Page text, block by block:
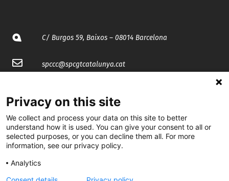
C/ Burgos 59, Baixos – 08014 Barcelona
spccc@spcgtcatalunya.cat
@CGTCatalunya
cgtcatalunya
cgtcatalunya
Privacy on this site
We collect and process your data on this site to better
understand how it is used. You can give your consent to all or
selected purposes, or you can decline them all. For more
information, see our privacy policy.
Analytics